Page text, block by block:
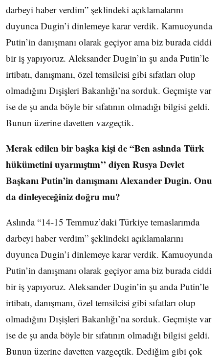
darbeyi haber verdim” şeklindeki açıklamalarını
duyunca Dugin’i dinlemeye karar verdik. Kamuoyunda
Putin’in danışmanı olarak geçiyor ama biz burada ciddi
bir iş yapıyoruz. Aleksander Dugin’in şu anda Putin’le
irtibatı, danışmanı, özel temsilcisi gibi sıfatları olup
olmadığını Dışişleri Bakanlığı’na sorduk. Geçmişte var
ise de şu anda böyle bir sıfatının olmadığı bilgisi geldi.
Bunun üzerine davetten vazgeçtik.
Merak edilen bir başka kişi de “Ben aslında Türk
hükümetini uyarmıştım’’ diyen Rusya Devlet
Başkanı Putin’in danışmanı Alexander Dugin. Onu
da dinleyeceğiniz doğru mu?
Aslında “14-15 Temmuz’daki Türkiye temaslarımda
darbeyi haber verdim” şeklindeki açıklamalarını
duyunca Dugin’i dinlemeye karar verdik. Kamuoyunda
Putin’in danışmanı olarak geçiyor ama biz burada ciddi
bir iş yapıyoruz. Aleksander Dugin’in şu anda Putin’le
irtibatı, danışmanı, özel temsilcisi gibi sıfatları olup
olmadığını Dışişleri Bakanlığı’na sorduk. Geçmişte var
ise de şu anda böyle bir sıfatının olmadığı bilgisi geldi.
Bunun üzerine davetten vazgeçtik. Dediğim gibi çok